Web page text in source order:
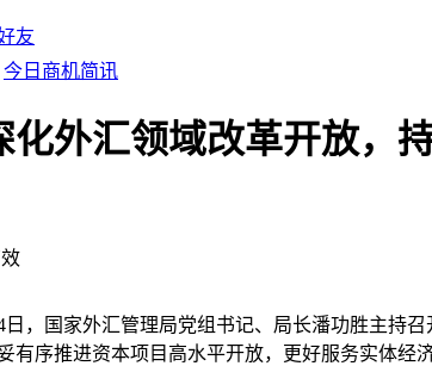
友
今日商机简讯 微
化外汇领域改革开放，
日，国家外汇管理局党组书记、局长潘功胜主持
有序推进资本项目高水平开放，更好服务实体